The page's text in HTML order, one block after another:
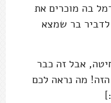
בה מוכרים את
לדביר בר שמצא
אבל זה כבר
מה נראה לכם